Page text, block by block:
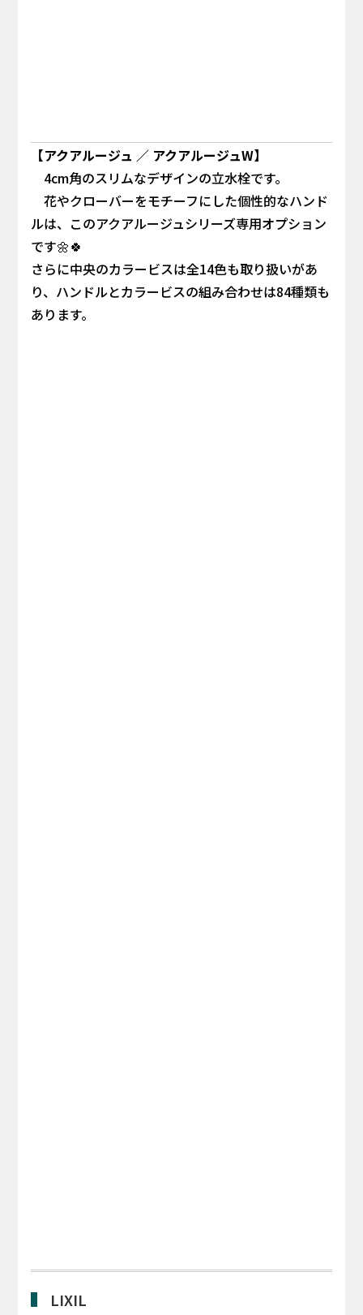
【アクアルージュ ／ アクアルージュW】
4cm角のスリムなデザインの立水栓です。
花やクローバーをモチーフにした個性的なハンド
ルは、このアクアルージュシリーズ専用オプション
です🌼🍀
さらに中央のカラービスは全14色も取り扱いがあ
り、ハンドルとカラービスの組み合わせは84種類も
あります。
LIXIL